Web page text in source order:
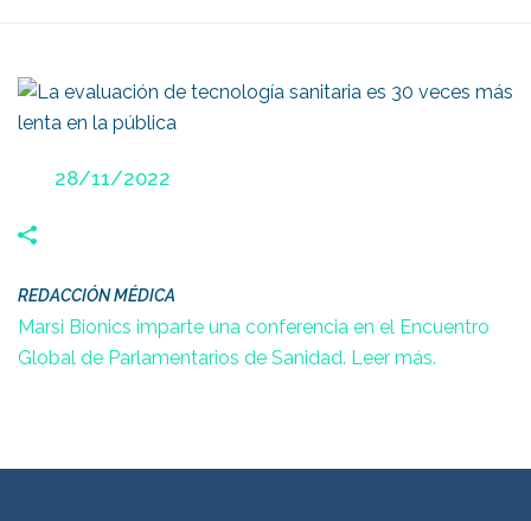
Posted
28/11/2022
REDACCIÓN MÉDICA
Marsi Bionics imparte una conferencia en el Encuentro
Global de Parlamentarios de Sanidad. Leer más.